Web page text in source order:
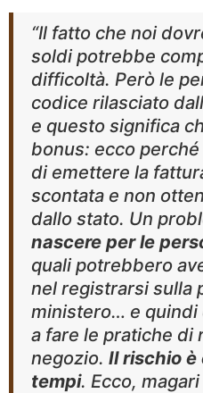
“Il fatto che noi
soldi potrebbe
difficoltà. Però le
codice rilasciato
e questo significa
bonus: ecco
di emettere la
scontata e non
dallo stato. Un
nascere per le
quali potrebbero
nel registrarsi sulla
ministero… e quindi
a fare le pratiche di
negozio. Il rischio è
tempi. Ecco,